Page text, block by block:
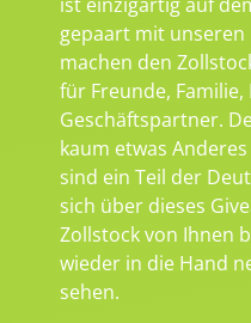
gepaart mit unseren
machen den
für Freunde,
Geschäftspartner.
kaum etwas
sind ein Teil der
sich über dieses
Zollstock von Ihnen
wieder in die Hand
sehen.